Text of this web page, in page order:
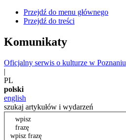
Przejdź do menu głównego
Przejdź do treści
Komunikaty
Oficjalny serwis o kulturze w Poznaniu
|
PL
polski
english
szukaj artykułów i wydarzeń
wpisz
frazę
wpisz frazę